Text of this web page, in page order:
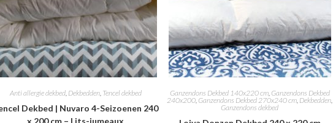
Anti allergie dekbed, Dekbedden, Tencel dekbed
Dekbed | Nuvaro 4-Seizoenen 240
x 200 cm – Lits-jumeaux
Ganzendons Dekbed 140x220 cm, Ganzendons Dekbed
240x200, Ganzendons Dekbed 270x240 cm, Dekbedden,
Ganzendons dekbed